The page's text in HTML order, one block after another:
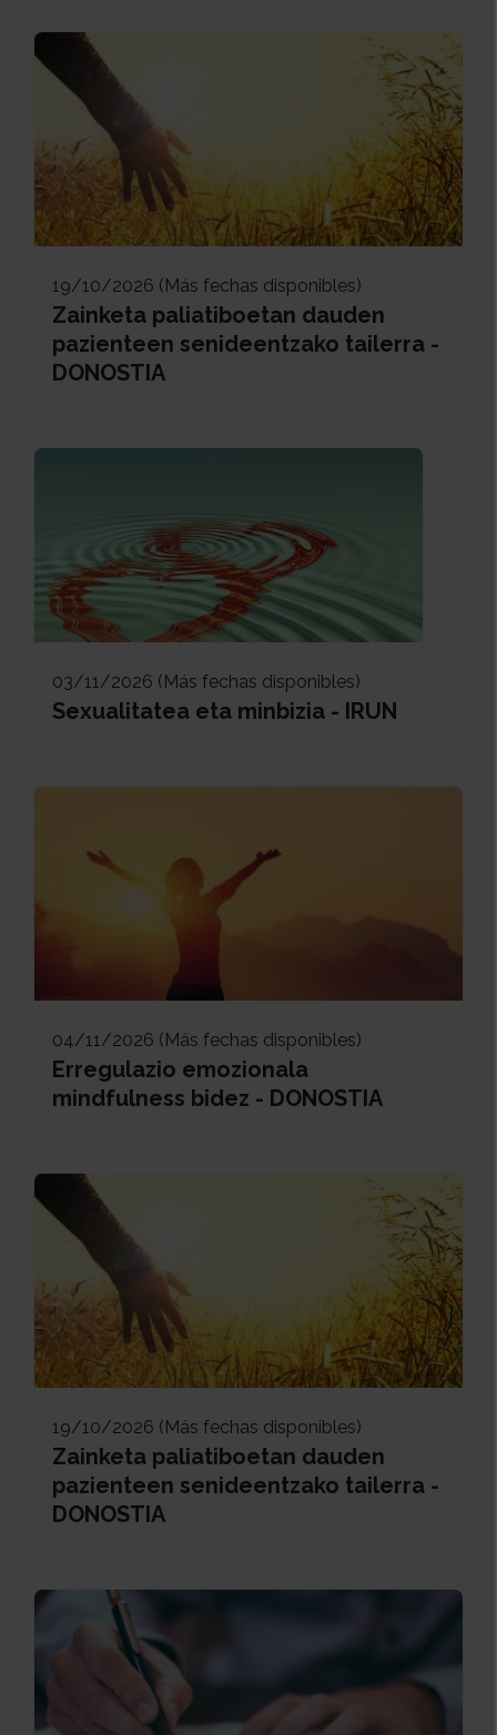
19/10/2026 (Más fechas disponibles)
Zainketa paliatiboetan dauden
pazienteen senideentzako tailerra -
DONOSTIA
03/11/2026 (Más fechas disponibles)
Sexualitatea eta minbizia - IRUN
04/11/2026 (Más fechas disponibles)
Erregulazio emozionala
mindfulness bidez - DONOSTIA
19/10/2026 (Más fechas disponibles)
Zainketa paliatiboetan dauden
pazienteen senideentzako tailerra -
DONOSTIA